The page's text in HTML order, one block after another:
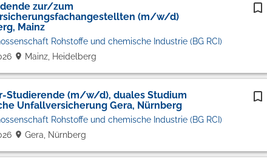
zur/zum
(m/w/d)
Mainz
Rohstoffe und chemische Industrie (BG RCI)
Mainz, Heidelberg
Studierende (m/w/d), duales Studium
Unfallversicherung Gera, Nürnberg
Rohstoffe und chemische Industrie (BG RCI)
Gera, Nürnberg